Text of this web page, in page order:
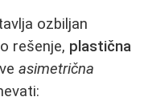
ozbiljan
rešenje, plastična
asimetrična